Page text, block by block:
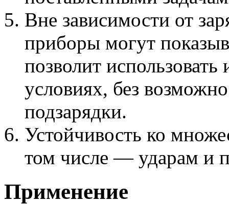
Вне зависимости от
приборы могут
позволит
условиях, без
подзарядки.
Устойчивость ко
том числе — ударам и
Применение